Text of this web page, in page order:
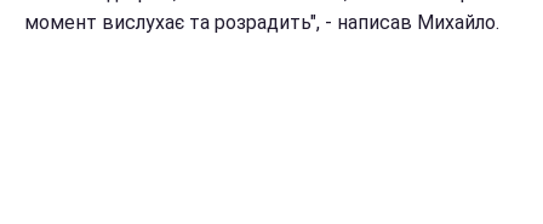
момент вислухає та розрадить", - написав Михайло.